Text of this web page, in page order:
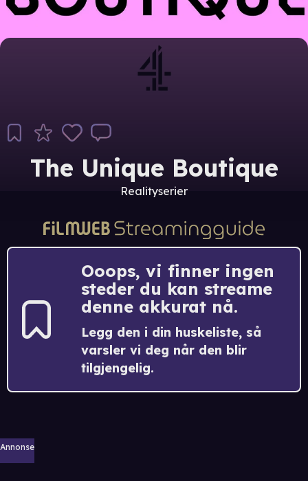
The Unique Boutique
Realityserier
Ooops, vi finner ingen
steder du kan streame
denne akkurat nå.
Legg den i din huskeliste, så
varsler vi deg når den blir
tilgjengelig.
Annonse